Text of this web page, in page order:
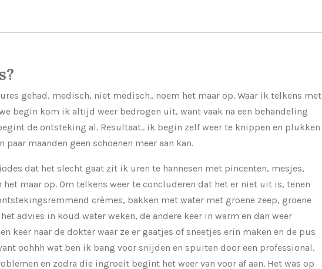
gehad, medisch, niet medisch.. noem het maar op. Waar ik telkens met
begin kom ik altijd weer bedrogen uit, want vaak na een behandeling
de ontsteking al. Resultaat.. ik begin zelf weer te knippen en plukken
maanden geen schoenen meer aan kan.
dat het slecht gaat zit ik uren te hannesen met pincenten, mesjes,
maar op. Om telkens weer te concluderen dat het er niet uit is, tenen
crèmes, bakken met water met groene zeep, groene
advies in koud water weken, de andere keer in warm en dan weer
keer naar de dokter waar ze er gaatjes of sneetjes erin maken en de pus
oohhh wat ben ik bang voor snijden en spuiten door een professional.
en zodra die ingroeit begint het weer van voor af aan. Het was op